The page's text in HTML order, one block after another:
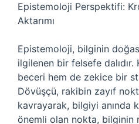
Epistemoloji Perspektifi:
Aktarımı
Epistemoloji, bilginin
ilgilenen bir felsefe
beceri hem de zekice bir
Dövüşçü, rakibin zayıf
kavrayarak, bilgiyi anında
önemli olan nokta, bilginin